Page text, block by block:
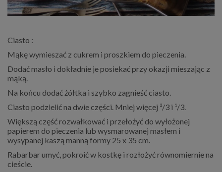
Ciasto :
Mąkę wymieszać z cukrem i proszkiem do pieczenia.
Dodać masło i dokładnie je posiekać przy okazji mieszając z
mąką.
Na końcu dodać żółtka i szybko zagnieść ciasto.
Ciasto podzielić na dwie części. Mniej więcej ²/3 i ¹/3.
Większą część rozwałkować i przełożyć do wyłożonej
papierem do pieczenia lub wysmarowanej masłem i
wysypanej kaszą manną formy 25 x 35 cm.
Rabarbar umyć, pokroić w kostkę i rozłożyć równomiernie na
cieście.